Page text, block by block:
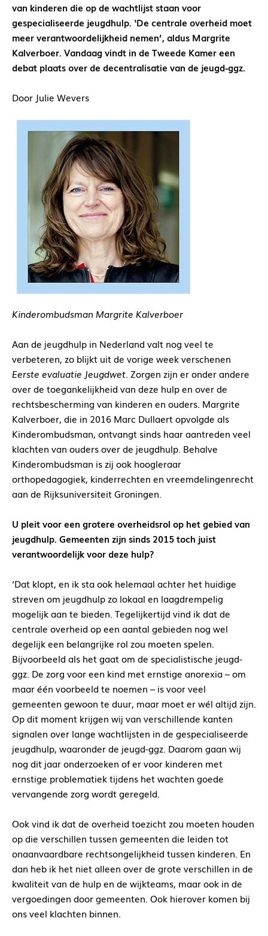
van kinderen die op de wachtlijst staan voor
gespecialiseerde jeugdhulp. ‘De centrale overheid moet
meer verantwoordelijkheid nemen’, aldus Margrite
Kalverboer. Vandaag vindt in de Tweede Kamer een
debat plaats over de decentralisatie van de jeugd-ggz.
Door Julie Wevers
Kinderombudsman Margrite Kalverboer
Aan de jeugdhulp in Nederland valt nog veel te
verbeteren, zo blijkt uit de vorige week verschenen
Eerste evaluatie Jeugdwet. Zorgen zijn er onder andere
over de toegankelijkheid van deze hulp en over de
rechtsbescherming van kinderen en ouders. Margrite
Kalverboer, die in 2016 Marc Dullaert opvolgde als
Kinderombudsman, ontvangt sinds haar aantreden veel
klachten van ouders over de jeugdhulp. Behalve
Kinderombudsman is zij ook hoogleraar
orthopedagogiek, kinderrechten en vreemdelingenrecht
aan de Rijksuniversiteit Groningen.
U pleit voor een grotere overheidsrol op het gebied van
jeugdhulp. Gemeenten zijn sinds 2015 toch juist
verantwoordelijk voor deze hulp?
‘Dat klopt, en ik sta ook helemaal achter het huidige
streven om jeugdhulp zo lokaal en laagdrempelig
mogelijk aan te bieden. Tegelijkertijd vind ik dat de
centrale overheid op een aantal gebieden nog wel
degelijk een belangrijke rol zou moeten spelen.
Bijvoorbeeld als het gaat om de specialistische jeugd-
ggz. De zorg voor een kind met ernstige anorexia – om
maar één voorbeeld te noemen – is voor veel
gemeenten gewoon te duur, maar moet er wél altijd zijn.
Op dit moment krijgen wij van verschillende kanten
signalen over lange wachtlijsten in de gespecialiseerde
jeugdhulp, waaronder de jeugd-ggz. Daarom gaan wij
nog dit jaar onderzoeken of er voor kinderen met
ernstige problematiek tijdens het wachten goede
vervangende zorg wordt geregeld.
Ook vind ik dat de overheid toezicht zou moeten houden
op die verschillen tussen gemeenten die leiden tot
onaanvaardbare rechtsongelijkheid tussen kinderen. En
dan heb ik het niet alleen over de grote verschillen in de
kwaliteit van de hulp en de wijkteams, maar ook in de
vergoedingen door gemeenten. Ook hierover komen bij
ons veel klachten binnen.